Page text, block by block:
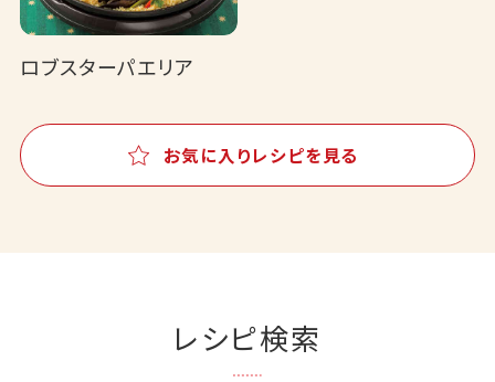
ロブスターパエリア
お気に入りレシピを見る
レシピ検索